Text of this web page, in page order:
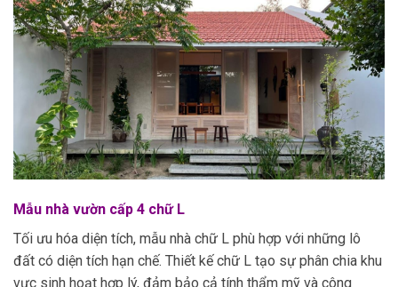
Mẫu nhà vườn cấp 4 chữ L
Tối ưu hóa diện tích, mẫu nhà chữ L phù hợp với những lô
đất có diện tích hạn chế. Thiết kế chữ L tạo sự phân chia khu
vực sinh hoạt hợp lý, đảm bảo cả tính thẩm mỹ và công